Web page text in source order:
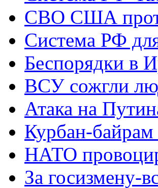
СВО США
Система РФ
Беспорядки в
ВСУ сожгли
Атака на
Курбан-
НАТО
За госизмену-